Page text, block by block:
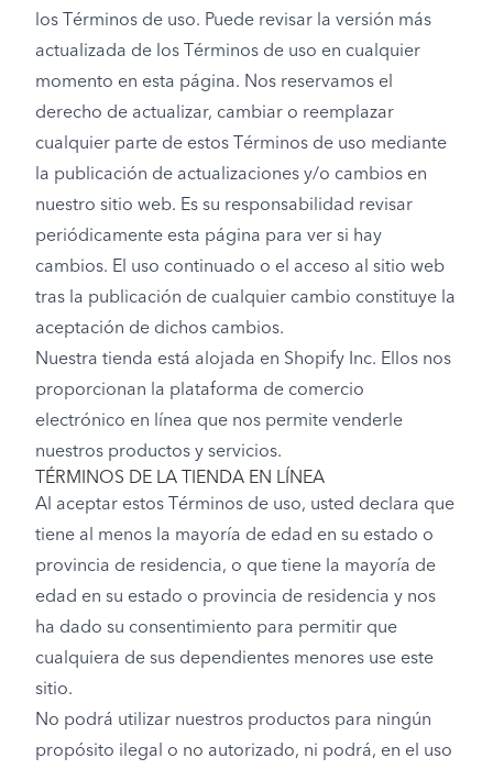
los Términos de uso. Puede revisar la versión más
actualizada de los Términos de uso en cualquier
momento en esta página. Nos reservamos el
derecho de actualizar, cambiar o reemplazar
cualquier parte de estos Términos de uso mediante
la publicación de actualizaciones y/o cambios en
nuestro sitio web. Es su responsabilidad revisar
periódicamente esta página para ver si hay
cambios. El uso continuado o el acceso al sitio web
tras la publicación de cualquier cambio constituye la
aceptación de dichos cambios.
Nuestra tienda está alojada en Shopify Inc. Ellos nos
proporcionan la plataforma de comercio
electrónico en línea que nos permite venderle
nuestros productos y servicios.
TÉRMINOS DE LA TIENDA EN LÍNEA
Al aceptar estos Términos de uso, usted declara que
tiene al menos la mayoría de edad en su estado o
provincia de residencia, o que tiene la mayoría de
edad en su estado o provincia de residencia y nos
ha dado su consentimiento para permitir que
cualquiera de sus dependientes menores use este
sitio.
No podrá utilizar nuestros productos para ningún
propósito ilegal o no autorizado, ni podrá, en el uso